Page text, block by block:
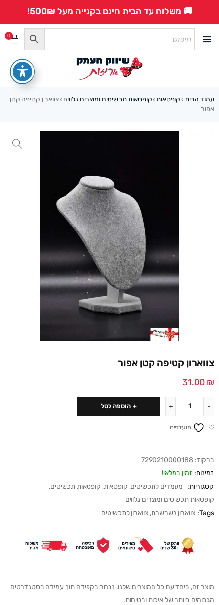
🚚 משלוח עד הבית חינם בקנייה מעל 500₪!
0
עמוד הבית › קופסאות › קופסאות תכשיטים ומוצרים נלווים ›צווארון קטיפה קטן
אפור
צווארון קטיפה קטן אפור
31.00 ₪
הוספה לסל
מועדפים
ברקוד: 7290210000188
זמינות: זמין במלאי!
קטגוריות:
מעמדים לתכשיטים, קופסאות, קופסאות תכשיטים,
קופסאות תכשיטים ומוצרים נלווים
Tags: צווארון לשרשרת, צווארון לתכשיטים
מוצר זה, ביחד עם כל המוצרים שלנו, נבחר בקפידה תוך עמידה בסטנדרטים
הגבוהים ביותר של איכות ובטיחות.